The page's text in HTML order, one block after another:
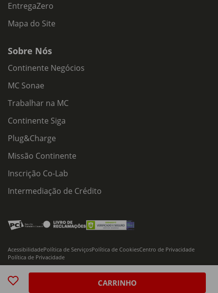
CARRINHO
EntregaZero
Mapa do Site
Sobre Nós
Continente Negócios
MC Sonae
Trabalhar na MC
Continente Siga
Plug&Charge
Missão Continente
Inscrição Co-Lab
Intermediação de Crédito
© 2026 Modelo Continente Hipermercados, S.A. Todos os direitos reservados
AcessibilidadePolítica de ServiçosPolítica de CookiesCentro de Privacidade
Política de Privacidade